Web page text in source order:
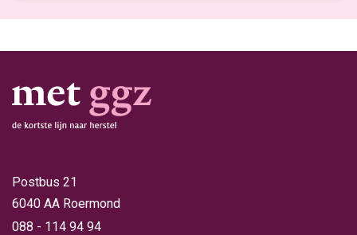
Postbus 21
6040 AA Roermond
088 - 114 94 94